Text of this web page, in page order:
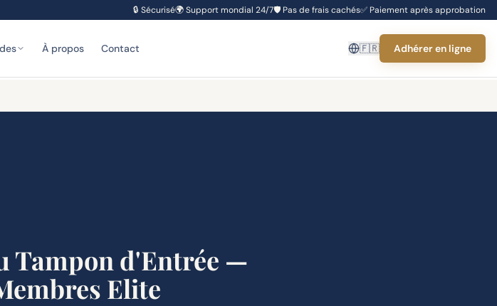
🔒 Sécurisé🌍Support mondial 24/7🛡️ Pas de frais cachés✅ Paiement après approbation
À propos Contact 🇫🇷 Adhérer en ligne
Tampon d'Entrée —
Elite